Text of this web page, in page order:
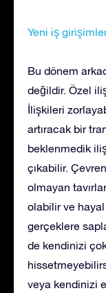
Yeni iş
Bu dönem
değildir. Özel
İlişkileri
artıracak bir
beklenmedik
çıkabilir.
olmayan
olabilir ve
gerçeklere
de kendinizi
veya kendinizi